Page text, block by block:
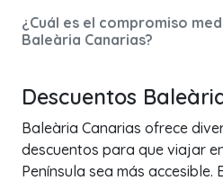
¿Cuál es el compromiso
Baleària Canarias?
Descuentos
Baleària Canarias ofrece
descuentos para que viajar
Península sea más accesible.